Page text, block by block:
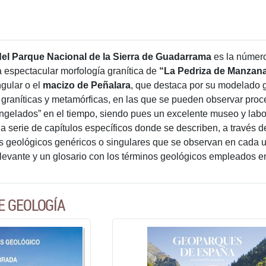
Parque Nacional de la Sierra de Guadarrama es la
espectacular morfología granítica de “La Pedriza de
o el macizo de Peñalara, que destaca por su modelado
y metamórficas, en las que se pueden observar
en el tiempo, siendo pues un excelente museo y
serie de capítulos específicos donde se describen, a través
geológicos genéricos o singulares que se observan en
y un glosario con los términos geológicos empleados
GEOLOGÍA